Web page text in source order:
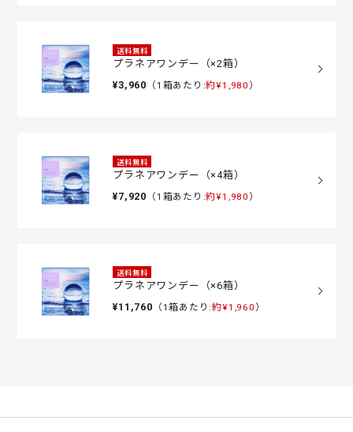
送料無料
プラネアワンデー（×2箱）
¥3,960 （1箱あたり:約¥1,980 ）
送料無料
プラネアワンデー（×4箱）
¥7,920 （1箱あたり:約¥1,980 ）
送料無料
プラネアワンデー（×6箱）
¥11,760 （1箱あたり:約¥1,960 ）